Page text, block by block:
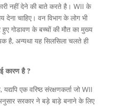
नहीं देने की बाते करते है। WII के
देना चाहिए। वन विभाग के लोग भी
गोडावण के बच्चों की मौत का मुख्य
है, अन्यथा यह सिलसिला चलते ही
कारण है ?
एक वरिष्ठ संरक्षणकर्ता जो WII
सरकार ने बड़े बाड़े बनाने के लिए